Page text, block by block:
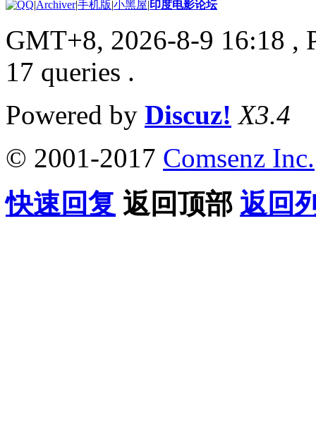
|Archiver|手机版|小黑屋|印度电影论坛
GMT+8, 2026-8-9 16:18 ,
17 queries .
Powered by Discuz! X3.4
© 2001-2017 Comsenz Inc.
快速回复 返回顶部 返回